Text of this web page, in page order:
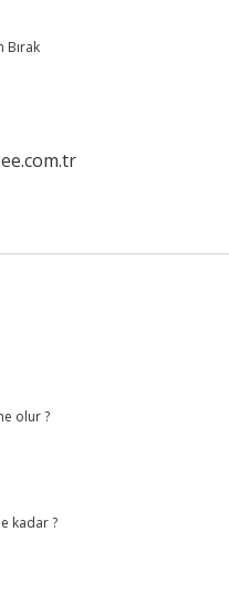
Bırak
olur ?
kadar ?